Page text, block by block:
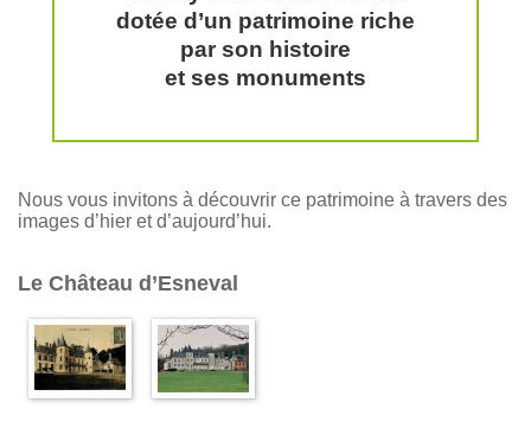
dotée d’un patrimoine riche
par son histoire
et ses monuments
Nous vous invitons à découvrir ce patrimoine à travers des
images d’hier et d’aujourd’hui.
Le Château d’Esneval